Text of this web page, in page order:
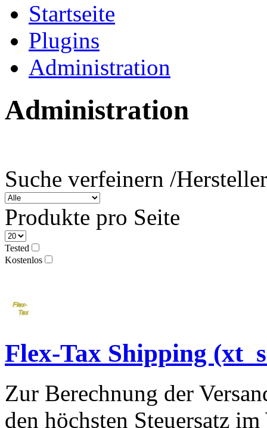
Startseite
Plugins
Administration
Administration
Suche verfeinern /Hersteller
Produkte pro Seite
Tested
Kostenlos
Flex-Tax Shipping
Zur Berechnung der
den höchsten Steuersatz im